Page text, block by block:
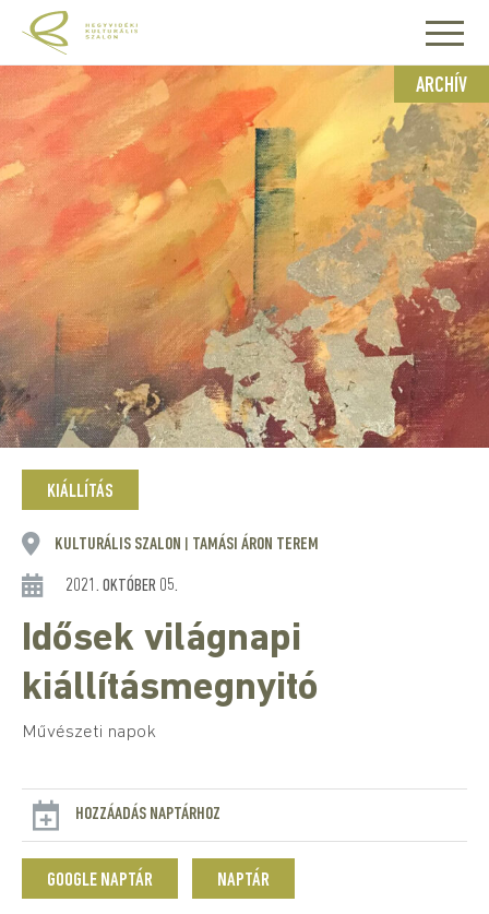
ARCHÍV
KIÁLLÍTÁS
KULTURÁLIS SZALON TAMÁSI ÁRON TEREM
2021. OKTÓBER 05.
Idősek világnapi
kiállításmegnyitó
Művészeti napok
HOZZÁADÁS NAPTÁRHOZ
GOOGLE NAPTÁR NAPTÁR